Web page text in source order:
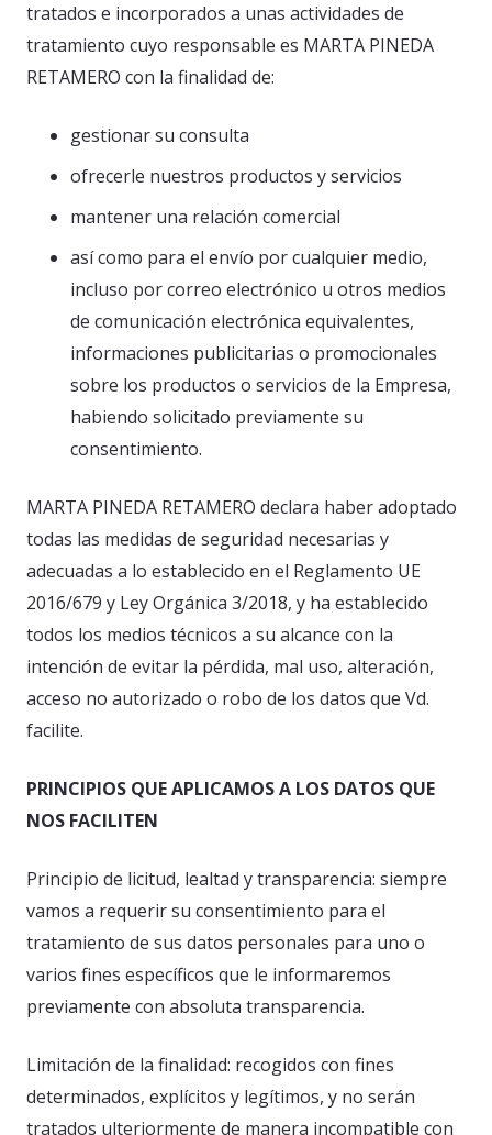
tratados e incorporados a unas actividades de
tratamiento cuyo responsable es MARTA PINEDA
RETAMERO con la finalidad de:
gestionar su consulta
ofrecerle nuestros productos y servicios
mantener una relación comercial
así como para el envío por cualquier medio,
incluso por correo electrónico u otros medios
de comunicación electrónica equivalentes,
informaciones publicitarias o promocionales
sobre los productos o servicios de la Empresa,
habiendo solicitado previamente su
consentimiento.
MARTA PINEDA RETAMERO declara haber adoptado
todas las medidas de seguridad necesarias y
adecuadas a lo establecido en el Reglamento UE
2016/679 y Ley Orgánica 3/2018, y ha establecido
todos los medios técnicos a su alcance con la
intención de evitar la pérdida, mal uso, alteración,
acceso no autorizado o robo de los datos que Vd.
facilite.
PRINCIPIOS QUE APLICAMOS A LOS DATOS QUE
NOS FACILITEN
Principio de licitud, lealtad y transparencia: siempre
vamos a requerir su consentimiento para el
tratamiento de sus datos personales para uno o
varios fines específicos que le informaremos
previamente con absoluta transparencia.
Limitación de la finalidad: recogidos con fines
determinados, explícitos y legítimos, y no serán
tratados ulteriormente de manera incompatible con